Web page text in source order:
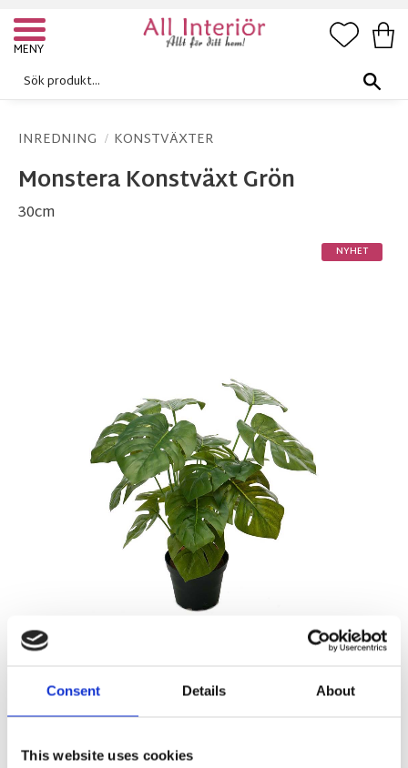
Consent Details About
This website uses cookies
Meny
INREDNING KONSTVÄXTER
Monstera Konstväxt Grön
30cm
NYHET
179,00
Antal